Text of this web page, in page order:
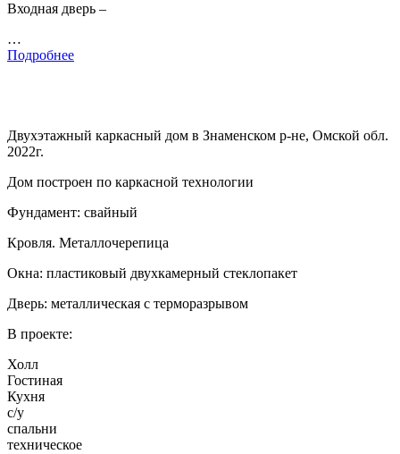
Входная дверь –
…
Подробнее
Двухэтажный каркасный дом в Знаменском р-не, Омской обл.
2022г.
Дом построен по каркасной технологии
Фундамент: свайный
Кровля. Металлочерепица
Окна: пластиковый двухкамерный стеклопакет
Дверь: металлическая с терморазрывом
В проекте:
Холл
Гостиная
Кухня
с/у
спальни
техническое